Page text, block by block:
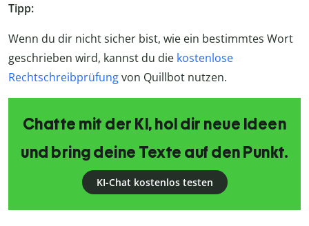
Tipp:
Wenn du dir nicht sicher bist, wie ein bestimmtes Wort
geschrieben wird, kannst du die kostenlose
Rechtschreibprüfungvon Quillbot nutzen.
Chatte mit der KI, hol dir neue Ideen
und bring deine Texte auf den Punkt.
KI-Chat kostenlos testen